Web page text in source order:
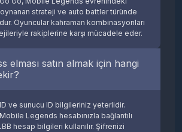
geçerliyken, Magic Chess elmasları
Her iki oyun da aynı MLBB hesabınıza
aynı oyuncu ID bilgileri kullanılır.
Magic
Almalısınız?
Magic Chess oyuncuları için Türkiye'nin
SSL güvenli ödeme altyapısı ve
Chess elmas ve pass ihtiyaçlarınızı
strateji ve auto battler türünde
Oyuncular kahraman kombinasyonları
rakiplerine karşı mücadele eder.
elması satın almak için hangi
ve sunucu ID bilgileriniz yeterlidir.
Legends hesabınızla bağlantılı
hesap bilgileri kullanılır. Şifrenizi